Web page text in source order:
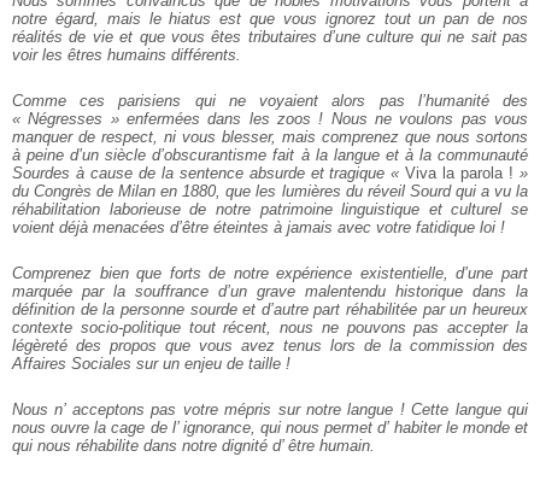
notre égard, mais le hiatus est que vous ignorez tout un pan de nos
réalités de vie et que vous êtes tributaires d’une culture qui ne sait pas
voir les êtres humains différents.
Comme ces parisiens qui ne voyaient alors pas l’humanité des
« Négresses » enfermées dans les zoos ! Nous ne voulons pas vous
manquer de respect, ni vous blesser, mais comprenez que nous sortons
à peine d’un siècle d’obscurantisme fait à la langue et à la communauté
Sourdes à cause de la sentence absurde et tragique «Viva la parola ! »
du Congrès de Milan en 1880, que les lumières du réveil Sourd qui a vu la
réhabilitation laborieuse de notre patrimoine linguistique et culturel se
voient déjà menacées d’être éteintes à jamais avec votre fatidique loi !
Comprenez bien que forts de notre expérience existentielle, d’une part
marquée par la souffrance d’un grave malentendu historique dans la
définition de la personne sourde et d’autre part réhabilitée par un heureux
contexte socio-politique tout récent, nous ne pouvons pas accepter la
légèreté des propos que vous avez tenus lors de la commission des
Affaires Sociales sur un enjeu de taille !
Nous n’ acceptons pas votre mépris sur notre langue ! Cette langue qui
nous ouvre la cage de l’ ignorance, qui nous permet d’ habiter le monde et
qui nous réhabilite dans notre dignité d’ être humain.